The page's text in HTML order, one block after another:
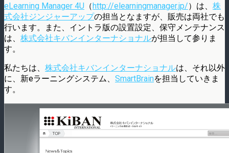
eLearning Manager 4U （http://elearningmanager.jp/）は、 株
式会社ジンジャーアップの担当となますが、販売は両社でも
行います。また、イントラ版の設置設定、保守メンテナンス
は、 株式会社キバンインターナショナルが担当して参りま
す。
私たちは、 株式会社キバンインターナショナルは、それ以外
に、新eラーニングシステム、 SmartBrainを担当していきま
す。